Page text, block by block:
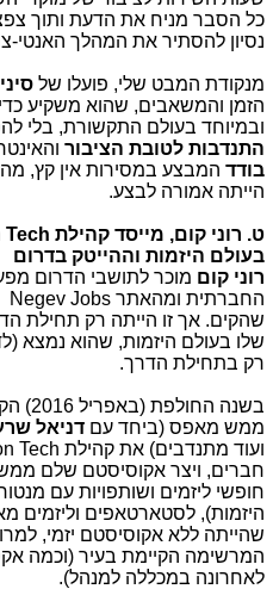
כל הסבר מניח את הדעת ותוך
נסיון להסתיר את המהלך האנטי-
מנקודת המבט שלי, פועלו של
הזמן והמשאבים, שהוא משקיע
ובמיוחד בעולם התקשורת, בלי
התנדבות לטובת הציבור
בודד המבצע במסירות אין קץ,
הייתה אמורה לבצע.
בעולם היזמות וההייטק בדרום
רוני קום מוכר לתושבי הדרום
החברתית ומהאתר Negev Jobs
שהקים. אך זו הייתה רק תחילת
שלו בעולם היזמות, שהוא נמצא
רק בתחילת הדרך.
בשנה החולפת
ממש מאפס (ביחד עם דניאל
חופשי ליזמים ושותפויות עם
היזמות), לסטארטאפים וליזמים
שהייתה ללא אקוסיסטם יזמי,
המרשימה הקיימת בעיר (וכמה
לאחרונה במכללה למנהל).